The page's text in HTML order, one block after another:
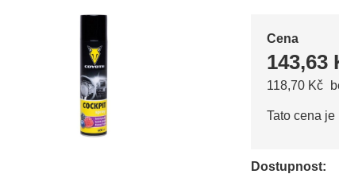
Cena
143,63
118,70 Kč
Tato cena
Dostupnost: